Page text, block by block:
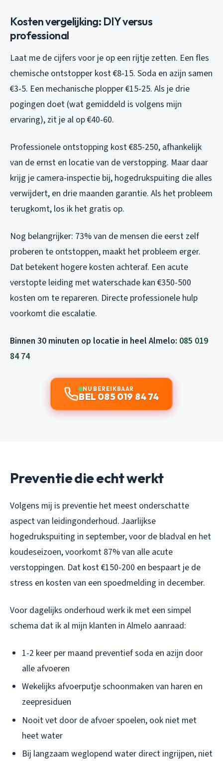
Kosten vergelijking: DIY versus
professional
Laat me de cijfers voor je op een rijtje zetten. Een fles
chemische ontstopper kost €8-15. Soda en azijn samen
€3-5. Een mechanische plopper €15-25. Als je drie
pogingen doet (wat gemiddeld is volgens mijn
ervaring), zit je al op €40-60.
Professionele ontstopping kost €85-250, afhankelijk
van de ernst en locatie van de verstopping. Maar daar
krijg je camera-inspectie bij, hogedrukspuiting die alles
verwijdert, en drie maanden garantie. Als het probleem
terugkomt, los ik het gratis op.
Nog belangrijker: 73% van de mensen die eerst zelf
proberen te ontstoppen, maakt het probleem erger.
Dat betekent hogere kosten achteraf. Een acute
verstopte leiding met waterschade kan €350-500
kosten om te repareren. Directe professionele hulp
voorkomt die escalatie.
Binnen 30 minuten op locatie in heel Almelo: 085 019
84 74
NU BEREIKBAAR
BEL 085 019 84 74
Preventie die echt werkt
Volgens mij is preventie het meest onderschatte
aspect van leidingonderhoud. Jaarlijkse
hogedrukspuiting in september, voor de bladval en het
koudeseizoen, voorkomt 87% van alle acute
verstoppingen. Dat kost €150-200 en bespaart je de
stress en kosten van een spoedmelding in december.
Voor dagelijks onderhoud werk ik met een simpel
schema dat ik al mijn klanten in Almelo aanraad:
1-2 keer per maand preventief soda en azijn door
alle afvoeren
Wekelijks afvoerputje schoonmaken van haren en
zeepresiduen
Nooit vet door de afvoer spoelen, ook niet met
heet water
Bij langzaam weglopend water direct ingrijpen, niet